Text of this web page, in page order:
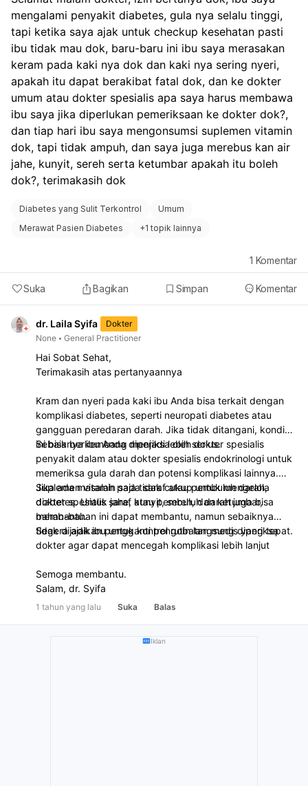
lemak dapat membantu mengontrol gula darah dan
tekanan darah. Hindari makanan tinggi gula dan
garam.
Olahraga Teratur : Aktivitas fisik yang teratur dapat
membantu meningkatkan sirkulasi darah dan
mengurangi gejala neuropati. Diskusikan dengan
dokter tentang jenis olahraga yang aman dan sesuai
untuk orang tua Anda.
Perawatan Kaki: Karena diabetes dapat
mempengaruhi kesehatan kaki, penting untuk
memeriksa kaki secara rutin untuk mendeteksi adanya
luka atau infeksi. Jika ada gejala yang mencurigakan,
segera konsultasikan ke dokter.
Konsultasi dengan Dokter Spesialis
yang dialami, sebaiknya orang tua Anda berkonsultasi
dengan dokter spesialis, seperti ahli endokrinologi atau
Hindari Air Panas: Jika mandi dengan air panas
menyebabkan rasa sakit atau kesemutan, sebaiknya
hindari suhu air yang terlalu panas. Gunakan air hangat
yang nyaman untuk menghindari iritasi pada kulit dan
saraf. Segera konsultasikan dengan dokter untuk
sesuai dengan kondisi kesehatan orang tua Anda.
mengalami penyakit diabetes, gula nya selalu tinggi,
tapi ketika saya ajak untuk checkup kesehatan pasti
ibu tidak mau dok, baru-baru ini ibu saya merasakan
keram pada kaki nya dok dan kaki nya sering nyeri,
apakah itu dapat berakibat fatal dok, dan ke dokter
umum atau dokter spesialis apa saya harus membawa
ibu saya jika diperlukan pemeriksaan ke dokter dok?,
dan tiap hari ibu saya mengonsumsi suplemen vitamin
dok, tapi tidak ampuh, dan saya juga merebus kan air
jahe, kunyit, sereh serta ketumbar apakah itu boleh
dok?, terimakasih dok
Diabetes yang Sulit Terkontrol
Umum
Merawat Pasien Diabetes
+1 topik lainnya
Suka Bagikan Simpan Komentar
1 Komentar
dr. Laila Syifa
Dokter
None
General Practitioner
Hai Sobat Sehat,
Terimakasih atas pertanyaannya
Kram dan nyeri pada kaki ibu Anda bisa terkait dengan
komplikasi diabetes, seperti neuropati diabetes atau
gangguan peredaran darah. Jika tidak ditangani, kondisi
ini bisa berkembang menjadi lebih serius.
Sebaiknya ibu Anda diperiksa oleh dokter spesialis
penyakit dalam atau dokter spesialis endokrinologi untuk
memeriksa gula darah dan potensi komplikasi lainnya.
Jika ada masalah pada saraf atau pembuluh darah,
dokter spesialis saraf atau pembuluh darah juga bisa
membantu.
Suplemen vitamin saja tidak cukup untuk mengelola
diabetes. Untuk jahe, kunyit, sereh, dan ketumbar,
bahan-bahan ini dapat membantu, namun sebaiknya
tidak dijadikan pengganti pengobatan medis yang tepat.
Segera ajak ibu untuk kontrol rutin langsung diperiksa
dokter agar dapat mencegah komplikasi lebih lanjut
Semoga membantu.
Salam, dr. Syifa
1 tahun yang lalu Suka Balas
Iklan